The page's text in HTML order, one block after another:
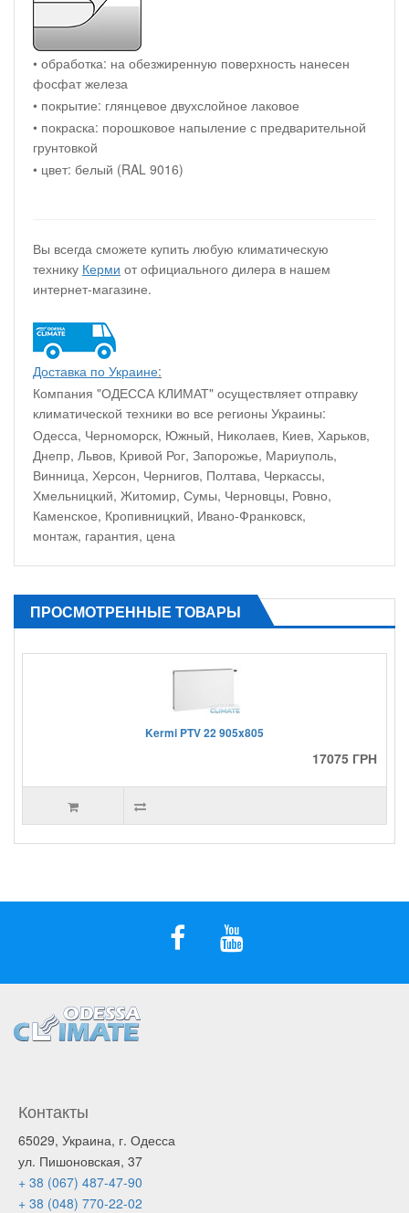
• обработка: на обезжиренную поверхность нанесен
фосфат железа
• покрытие: глянцевое двухслойное лаковое
• покраска: порошковое напыление с предварительной
грунтовкой
• цвет: белый (RAL 9016)
Вы всегда сможете купить любую климатическую
технику Керми от официального дилера в нашем
интернет-магазине.
Доставка по Украине:
Компания "ОДЕССА КЛИМАТ" осуществляет отправку
климатической техники во все регионы Украины:
Одесса, Черноморск, Южный, Николаев, Киев, Харьков,
Днепр, Львов, Кривой Рог, Запорожье, Мариуполь,
Винница, Херсон, Чернигов, Полтава, Черкассы,
Хмельницкий, Житомир, Сумы, Черновцы, Ровно,
Каменское, Кропивницкий, Ивано-Франковск,
монтаж, гарантия, цена
ПРОСМОТРЕННЫЕ ТОВАРЫ
Kermi PTV 22 905x805
17075 ГРН
Контакты
65029, Украина, г. Одесса
ул. Пишоновская, 37
+ 38 (067) 487-47-90
+ 38 (048) 770-22-02